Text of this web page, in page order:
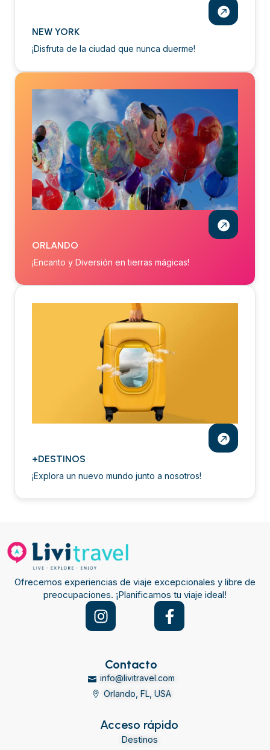
NEW YORK
¡Disfruta de la ciudad que nunca duerme!
ORLANDO
¡Encanto y Diversión en tierras mágicas!
+DESTINOS
¡Explora un nuevo mundo junto a nosotros!
Ofrecemos experiencias de viaje excepcionales y libre de
preocupaciones. ¡Planificamos tu viaje ideal!
Contacto
info@livitravel.com
Orlando, FL, USA
Acceso rápido
Destinos